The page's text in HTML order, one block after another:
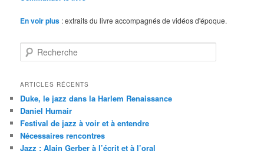
En voir plus : extraits du livre accompagnés de vidéos d'époque.
e
h
r
c
h
e
ARTICLES RÉCENTS
Duke, le jazz dans la Harlem Renaissance
Daniel Humair
Festival de jazz à voir et à entendre
Nécessaires rencontres
Jazz : Alain Gerber à l’écrit et à l’oral